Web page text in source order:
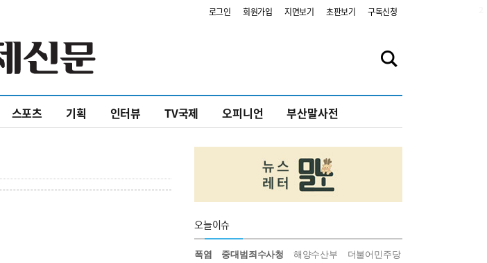
로그인 회원가입 지면보기 초판보기 구독신청
스포츠 기획 인터뷰 TV국제 오피니언 부산말사전
오늘이슈
폭염 중대범죄수사청 해양수산부
더불어민주당